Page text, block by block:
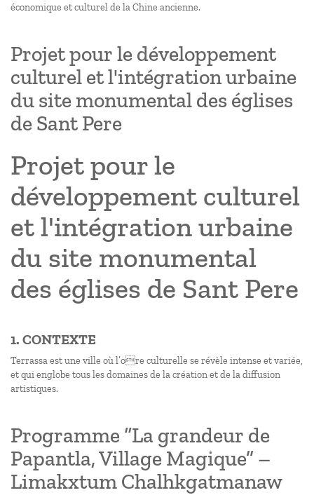
économique et culturel de la Chine ancienne.
Projet pour le développement
culturel et l'intégration urbaine
du site monumental des églises
de Sant Pere
Projet pour le
développement culturel
et l'intégration urbaine
du site monumental
des églises de Sant Pere
1. CONTEXTE
Terrassa est une ville où l’ore culturelle se révèle intense et variée,
et qui englobe tous les domaines de la création et de la diffusion
artistiques.
Programme “La grandeur de
Papantla, Village Magique” –
Limakxtum Chalhkgatmanaw